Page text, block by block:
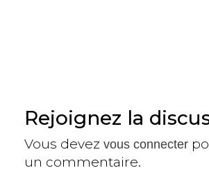
Rejoignez la
Vous devez vous connecter
un commentaire.